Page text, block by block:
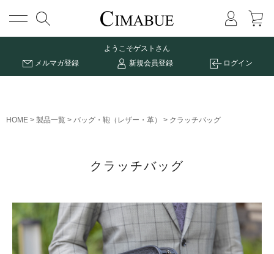
メニュー
ようこそゲストさん
メルマガ登録
新規会員登録 ログイン
HOME 製品一覧 バッグ・鞄（レザー・革） クラッチバッグ
クラッチバッグ